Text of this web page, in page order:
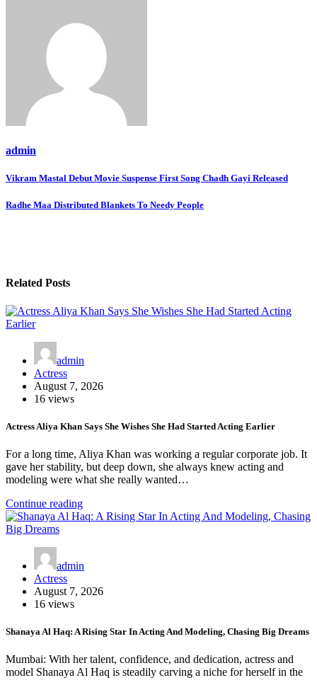
admin
Post
navigation
Vikram Mastal Debut Movie Suspense First Song Chadh Gayi Released
Radhe Maa Distributed Blankets To Needy People
Related Posts
admin
Actress
August 7, 2026
16 views
Actress Aliya Khan Says She Wishes She Had Started Acting Earlier
For a long time, Aliya Khan was working a regular corporate job. It
gave her stability, but deep down, she always knew acting and
modeling were what she really wanted…
Continue reading
admin
Actress
August 7, 2026
16 views
Shanaya Al Haq: A Rising Star In Acting And Modeling, Chasing Big Dreams
Mumbai: With her talent, confidence, and dedication, actress and
model Shanaya Al Haq is steadily carving a niche for herself in the